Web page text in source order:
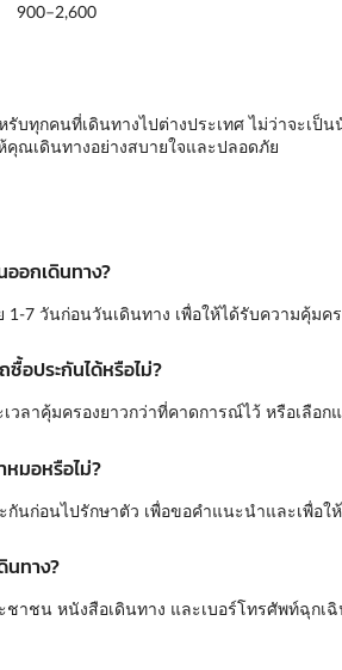
900–2,600
บทุกคนที่เดินทางไปต่างประเทศ ไม่ว่าจะเป็
คุณเดินทางอย่างสบายใจและปลอดภัย
อกเดินทาง?
7 วันก่อนวันเดินทาง เพื่อให้ได้รับความคุ้มค
ซื้อประกันได้หรือไม่?
วลาคุ้มครองยาวกว่าที่คาดการณ์ไว้ หรือเลือก
มอหรือไม่?
นก่อนไปรักษาตัว เพื่อขอคำแนะนำและเพื่อใ
นทาง?
ชาชน หนังสือเดินทาง และเบอร์โทรศัพท์ฉุกเ